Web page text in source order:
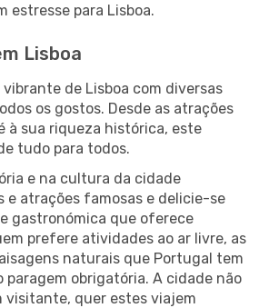
estresse para Lisboa.
Lisboa
vibrante de Lisboa com diversas
os gostos. Desde as atrações
à sua riqueza histórica, este
tudo para todos.
e na cultura da cidade
e atrações famosas e delicie-se
gastronómica que oferece
prefere atividades ao ar livre, as
naturais que Portugal tem
paragem obrigatória. A cidade não
visitante, quer estes viajem